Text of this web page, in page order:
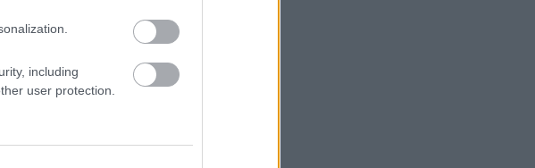
including
user protection.
Ουκρανία και Ρωσία
στρέφονται στην ανάπτυξη - Ποια
είναι η μεγαλύτερη πρόκληση